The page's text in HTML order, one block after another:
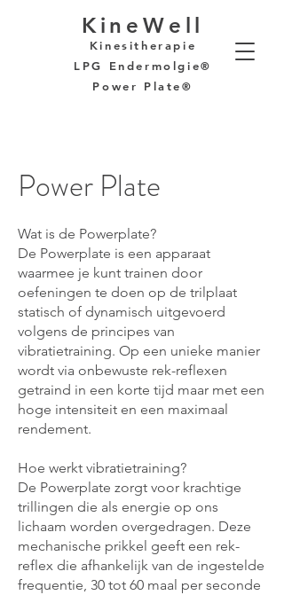
KineWell
Kinesitherapie
LPG Endermolgie®
Power Plate®
Power Plate
Wat is de Powerplate?
De Powerplate is een apparaat
waarmee je kunt trainen door
oefeningen te doen op de trilplaat
statisch of dynamisch uitgevoerd
volgens de principes van
vibratietraining. Op een unieke manier
wordt via onbewuste rek-reflexen
getraind in een korte tijd maar met een
hoge intensiteit en een maximaal
rendement.
Hoe werkt vibratietraining?
De Powerplate zorgt voor krachtige
trillingen die als energie op ons
lichaam worden overgedragen. Deze
mechanische prikkel geeft een rek-
reflex die afhankelijk van de ingestelde
frequentie, 30 tot 60 maal per seconde